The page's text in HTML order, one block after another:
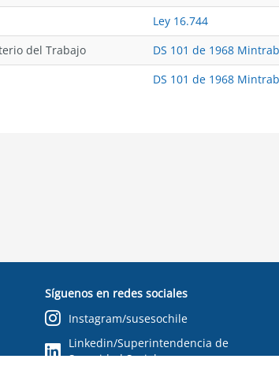
Ley 16.744
del Trabajo
DS 101 de 1968 Mintrab
DS 101 de 1968
Síguenos en redes sociales
Instagram/susesochile
Linkedin/Superintendencia de
Seguridad Social